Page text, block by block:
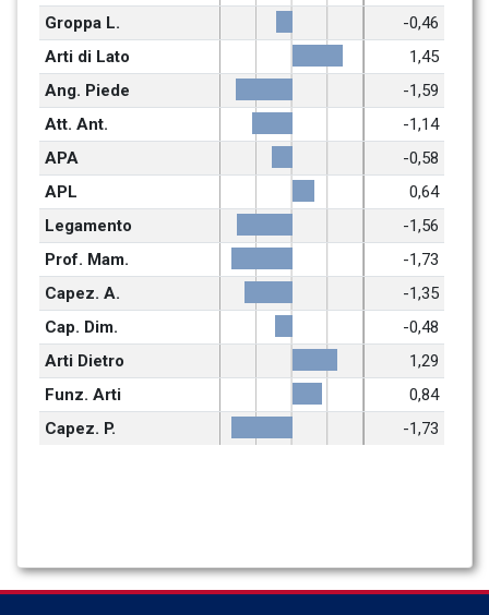
Groppa L.
-0,46
Arti di Lato
1,45
Ang. Piede
-1,59
Att. Ant.
-1,14
APA
-0,58
APL
0,64
Legamento
-1,56
Prof. Mam.
-1,73
Capez. A.
-1,35
Cap. Dim.
-0,48
Arti Dietro
1,29
Funz. Arti
0,84
Capez. P.
-1,73